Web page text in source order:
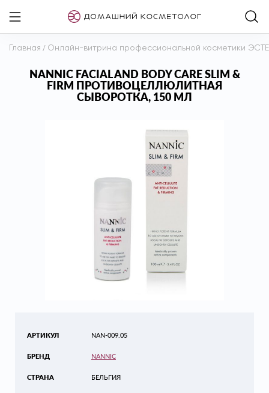
Главная / Онлайн-витрина профессиональной косметики
NANNIC FACIAL AND BODY CARE SLIM &
FIRM ПРОТИВОЦЕЛЛЮЛИТНАЯ
СЫВОРОТКА, 150 МЛ
АРТИКУЛ
БРЕНД
СТРАНА
NAN-009.05
NANNIC
БЕЛЬГИЯ